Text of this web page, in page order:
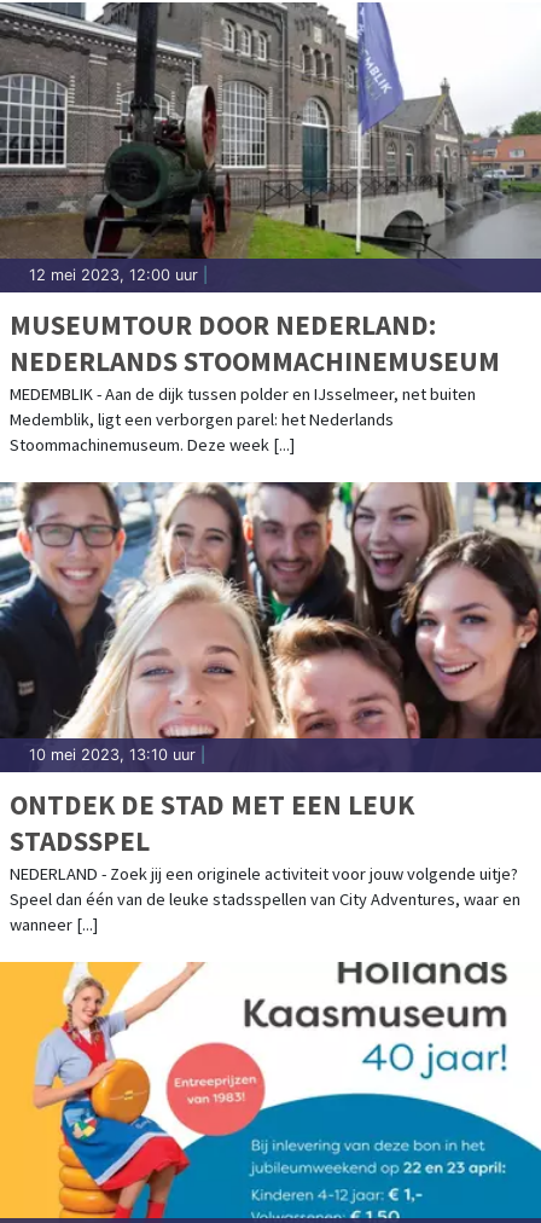
12 mei 2023, 12:00 uur
MUSEUMTOUR DOOR NEDERLAND:
NEDERLANDS STOOMMACHINEMUSEUM
MEDEMBLIK - Aan de dijk tussen polder en IJsselmeer, net buiten
Medemblik, ligt een verborgen parel: het Nederlands
Stoommachinemuseum. Deze week [...]
10 mei 2023, 13:10 uur
ONTDEK DE STAD MET EEN LEUK
STADSSPEL
NEDERLAND - Zoek jij een originele activiteit voor jouw volgende uitje?
Speel dan één van de leuke stadsspellen van City Adventures, waar en
wanneer [...]